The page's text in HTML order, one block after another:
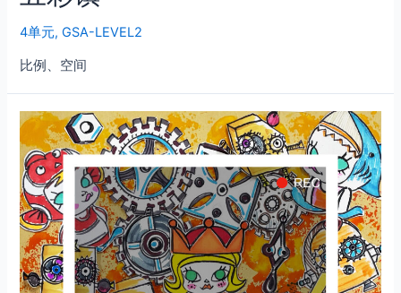
4单元,GSA-LEVEL2
比例、空间